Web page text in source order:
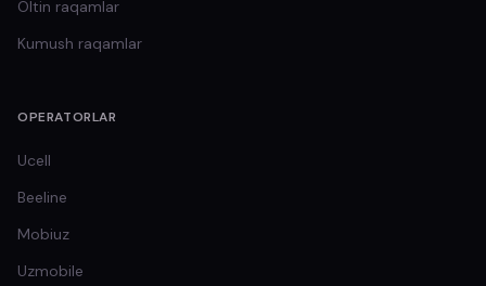
Oltin raqamlar
Kumush raqamlar
OPERATORLAR
Ucell
Beeline
Mobiuz
Uzmobile